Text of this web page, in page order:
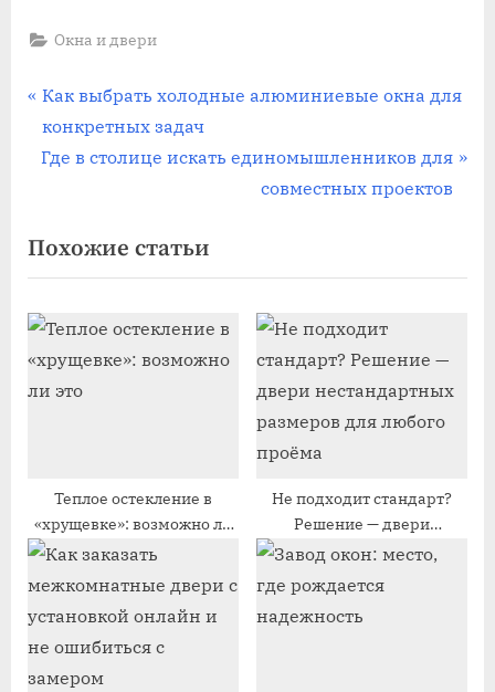
Окна и двери
Навигация
по
П
р
е
д
у
щ
а
я
з
с
ь
:
Как выбрать холодные алюминиевые окна для
конкретных задач
С
д
у
ю
щ
а
я
и
с
ь
:
Где в столице искать единомышленников для
совместных проектов
Похожие статьи
Теплое остекление в
«хрущевке»: возможно ли
это
Не подходит стандарт?
Решение — двери
нестандартных размеров